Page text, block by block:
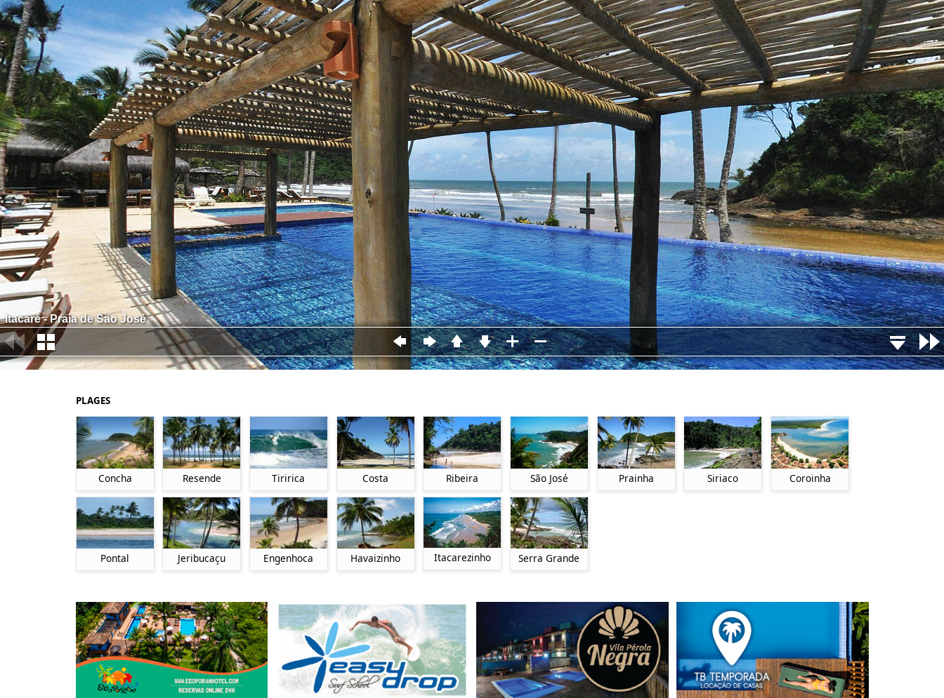
PLAGES
Concha Resende Tiririca Costa Ribeira São José Prainha Siriaco Coroinha
Pontal Jeribucaçu Engenhoca Havaizinho Itacarezinho Serra Grande